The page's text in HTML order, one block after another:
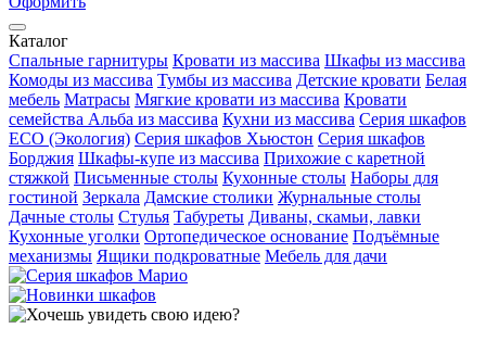
Каталог
Спальные гарнитуры Кровати из массива Шкафы из массива
Комоды из массива Тумбы из массива Детские кровати Белая
мебель Матрасы Мягкие кровати из массива Кровати
семейства Альба из массива Кухни из массива Серия шкафов
ECO (Экология) Серия шкафов Хьюстон Серия шкафов
Борджия Шкафы-купе из массива Прихожие с каретной
стяжкой Письменные столы Кухонные столы Наборы для
гостиной Зеркала Дамские столики Журнальные столы
Дачные столы Стулья Табуреты Диваны, скамьи, лавки
Кухонные уголки Ортопедическое основание Подъёмные
механизмы Ящики подкроватные Мебель для дачи